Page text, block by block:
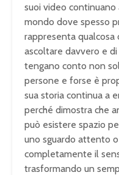
suoi video continuano
mondo dove spesso
rappresenta qualcosa
ascoltare davvero e
tengano conto non
persone e forse è
sua storia continua a
perché dimostra che
può esistere spazio
uno sguardo attento
completamente il
trasformando un